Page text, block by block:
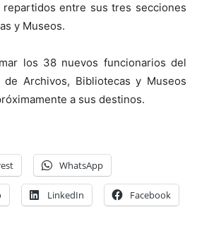
entre sus tres secciones
y Museos.
los 38 nuevos funcionarios del
Archivos, Bibliotecas y Museos
a sus destinos.
WhatsApp
LinkedIn Facebook